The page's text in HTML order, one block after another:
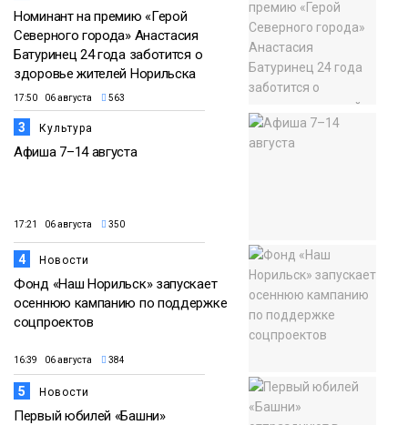
Номинант на премию «Герой
Северного города» Анастасия
Батуринец 24 года заботится о
здоровье жителей Норильска
17:50 06 августа 563
3 Культура
Афиша 7–14 августа
17:21 06 августа 350
4 Новости
Фонд «Наш Норильск» запускает
осеннюю кампанию по поддержке
соцпроектов
16:39 06 августа 384
5 Новости
Первый юбилей «Башни»